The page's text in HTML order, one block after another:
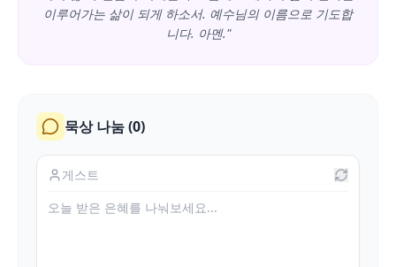
이루어가는 삶이 되게 하소서. 예수님의 이름으로 기도합
니다. 아멘."
묵상 나눔 (0)